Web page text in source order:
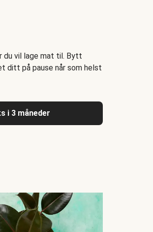
du vil lage mat til. Bytt
ditt på pause når som helst
i 3 måneder